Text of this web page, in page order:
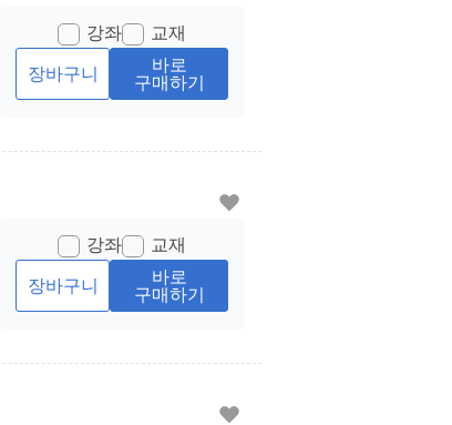
강좌 교재
장바구니
바로
구매하기
강좌 교재
장바구니
바로
구매하기